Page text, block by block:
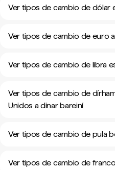
Ver tipos de cambio de dólar
Ver tipos de cambio de euro
Ver tipos de cambio de libra
Ver tipos de cambio de
Unidos a dinar bareiní
Ver tipos de cambio de pula
Ver tipos de cambio de